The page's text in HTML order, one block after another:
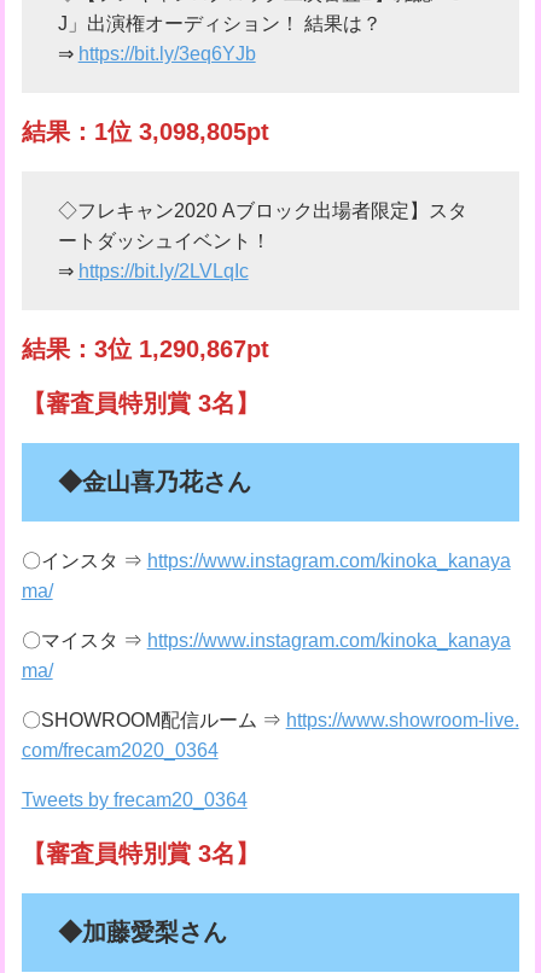
J」出演権オーディション！ 結果は？
⇒ https://bit.ly/3eq6YJb
結果：1位 3,098,805pt
◇フレキャン2020 Aブロック出場者限定】スタ
ートダッシュイベント！
⇒ https://bit.ly/2LVLqIc
結果：3位 1,290,867pt
【審査員特別賞 3名】
◆金山喜乃花さん
〇インスタ ⇒ https://www.instagram.com/kinoka_kanaya
ma/
〇マイスタ ⇒ https://www.instagram.com/kinoka_kanaya
ma/
〇SHOWROOM配信ルーム ⇒ https://www.showroom-live.
com/frecam2020_0364
Tweets by frecam20_0364
【審査員特別賞 3名】
◆加藤愛梨さん